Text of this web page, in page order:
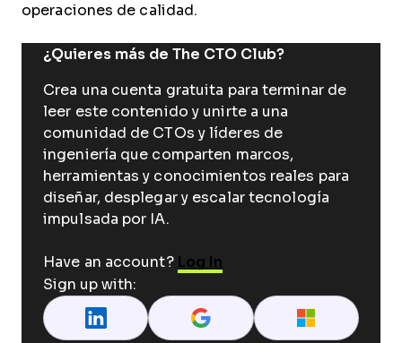
operaciones de calidad.
¿Quieres más de The CTO Club?
Crea una cuenta gratuita para terminar de
leer este contenido y unirte a una
comunidad de CTOs y líderes de
ingeniería que comparten marcos,
herramientas y conocimientos reales para
diseñar, desplegar y escalar tecnología
impulsada por IA.
Have an account? Log In
Sign up with: